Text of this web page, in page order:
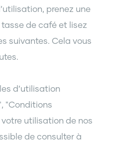
prenez une
de café et lisez
suivantes. Cela vous
d’utilisation
"Conditions
utilisation de nos
de consulter à